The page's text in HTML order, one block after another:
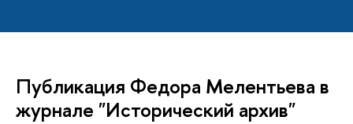
Публикация Федора Мелентьева в
журнале "Исторический архив"